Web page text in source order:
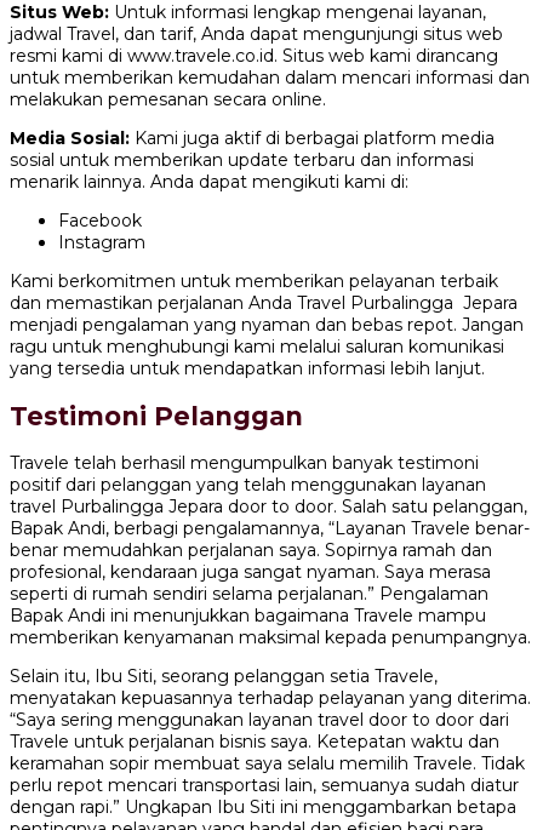
Situs Web: Untuk informasi lengkap mengenai layanan,
jadwal Travel, dan tarif, Anda dapat mengunjungi situs web
resmi kami di www.travele.co.id. Situs web kami dirancang
untuk memberikan kemudahan dalam mencari informasi dan
melakukan pemesanan secara online.
Media Sosial: Kami juga aktif di berbagai platform media
sosial untuk memberikan update terbaru dan informasi
menarik lainnya. Anda dapat mengikuti kami di:
Facebook
Instagram
Kami berkomitmen untuk memberikan pelayanan terbaik
dan memastikan perjalanan Anda Travel Purbalingga Jepara
menjadi pengalaman yang nyaman dan bebas repot. Jangan
ragu untuk menghubungi kami melalui saluran komunikasi
yang tersedia untuk mendapatkan informasi lebih lanjut.
Testimoni Pelanggan
Travele telah berhasil mengumpulkan banyak testimoni
positif dari pelanggan yang telah menggunakan layanan
travel Purbalingga Jepara door to door. Salah satu pelanggan,
Bapak Andi, berbagi pengalamannya, “Layanan Travele benar-
benar memudahkan perjalanan saya. Sopirnya ramah dan
profesional, kendaraan juga sangat nyaman. Saya merasa
seperti di rumah sendiri selama perjalanan.” Pengalaman
Bapak Andi ini menunjukkan bagaimana Travele mampu
memberikan kenyamanan maksimal kepada penumpangnya.
Selain itu, Ibu Siti, seorang pelanggan setia Travele,
menyatakan kepuasannya terhadap pelayanan yang diterima.
“Saya sering menggunakan layanan travel door to door dari
Travele untuk perjalanan bisnis saya. Ketepatan waktu dan
keramahan sopir membuat saya selalu memilih Travele. Tidak
perlu repot mencari transportasi lain, semuanya sudah diatur
dengan rapi.” Ungkapan Ibu Siti ini menggambarkan betapa